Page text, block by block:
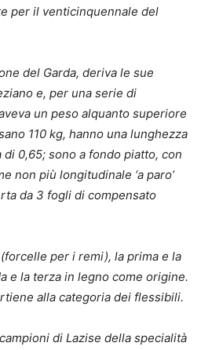
per il venticinquennale del
del Garda, deriva le sue
e, per una serie di
un peso alquanto superiore
110 kg, hanno una lunghezza
di 0,65; sono a fondo piatto, con
non più longitudinale ‘a paro’
da 3 fogli di compensato
per i remi), la prima e la
e la terza in legno come origine.
alla categoria dei flessibili.
di Lazise della specialità